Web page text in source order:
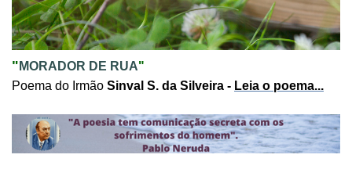
" MORADOR DE RUA"
Poema do Irmão Sinval S. da Silveira - Leia o poema...